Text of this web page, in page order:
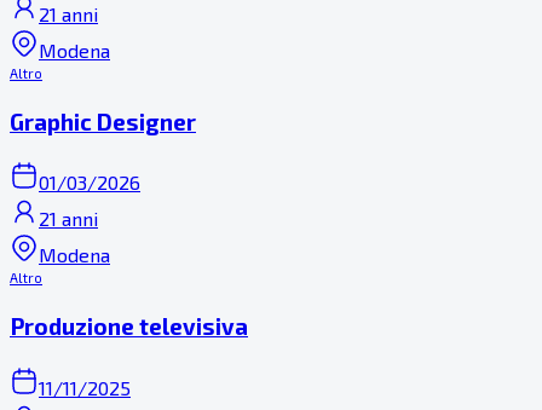
21 anni
Modena
Altro
Graphic Designer
01/03/2026
21 anni
Modena
Altro
Produzione televisiva
11/11/2025